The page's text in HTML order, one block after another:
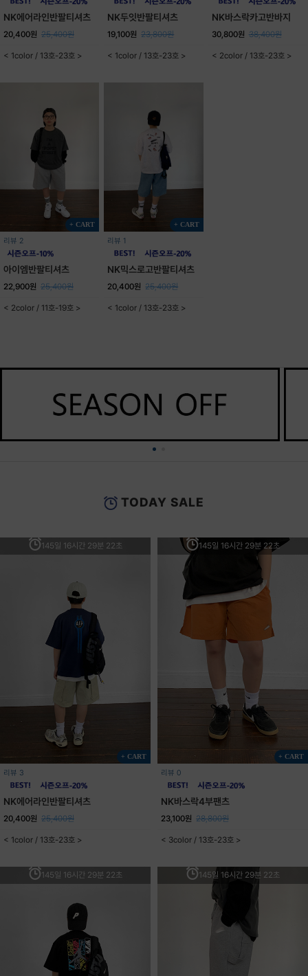
NK에어라인반팔티셔츠
20,400원 25,400원
< 1color / 13호-23호 >
NK두잇반팔티셔츠
19,100원 23,800원
< 1color / 13호-23호 >
NK바스락카고반바지
30,800원 38,400원
< 2color / 13호-23호 >
+ CART
리뷰 2
아이엠반팔티셔츠
22,900원 25,400원
< 2color / 11호-19호 >
+ CART
리뷰 1
NK믹스로고반팔티셔츠
20,400원 25,400원
< 1color / 13호-23호 >
TODAY SALE
145일 16시간 29분 22초
+ CART
리뷰 3
NK에어라인반팔티셔츠
20,400원 25,400원
< 1color / 13호-23호 >
145일 16시간 29분 22초
+ CART
리뷰 0
NK바스락4부팬츠
23,100원 28,800원
< 3color / 13호-23호 >
145일 16시간 29분 22초 145일 16시간 29분 22초